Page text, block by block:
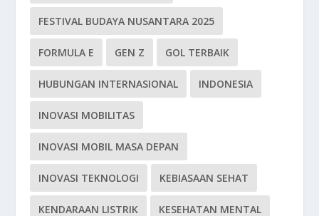
FESTIVAL BUDAYA NUSANTARA 2025
FORMULA E GEN Z GOL TERBAIK
HUBUNGAN INTERNASIONAL INDONESIA
INOVASI MOBILITAS
INOVASI MOBIL MASA DEPAN
INOVASI TEKNOLOGI KEBIASAAN SEHAT
KENDARAAN LISTRIK KESEHATAN MENTAL